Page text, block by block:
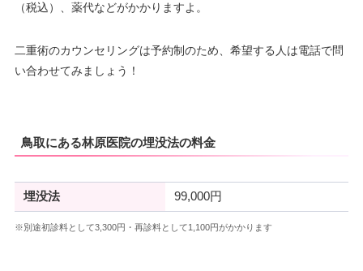
（税込）、薬代などがかかりますよ。
二重術のカウンセリングは予約制のため、希望する人は電話で問
い合わせてみましょう！
鳥取にある林原医院の埋没法の料金
埋没法 99,000円
※別途初診料として3,300円・再診料として1,100円がかかります